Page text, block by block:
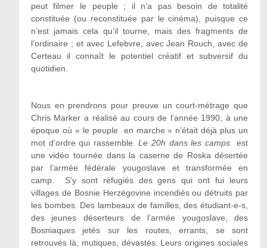
peut filmer le peuple ; il n’a pas besoin de totalité
constituée (ou reconstituée par le cinéma), puisque ce
n’est jamais cela qu’il tourne, mais des fragments de
l’ordinaire ; et avec Lefebvre, avec Jean Rouch, avec de
Certeau il connaît le potentiel créatif et subversif du
quotidien.
Nous en prendrons pour preuve un court-métrage que
Chris Marker a réalisé au cours de l’année 1990, à une
époque où « le peuple en marche » n’était déjà plus un
mot d’ordre qui rassemble.Le 20h dans les campsest
une vidéo tournée dans la caserne de Roska désertée
par l’armée fédérale yougoslave et transformée en
camp. S’y sont réfugiés des gens qui ont fui leurs
villages de Bosnie Herzégovine incendiés ou détruits par
les bombes. Des lambeaux de familles, des étudiant-e-s,
des jeunes déserteurs de l’armée yougoslave, des
Bosniaques jetés sur les routes, errants, se sont
retrouvés là, mutiques, dévastés. Leurs origines sociales